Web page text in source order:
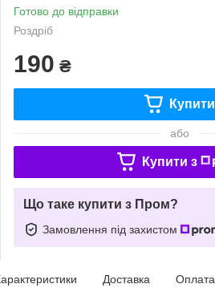
Готово до відправки
Роздріб
190 ₴
Купити
або
Купити з
Що таке купити з Пром?
Замовлення під захистом
Доставка Оплата